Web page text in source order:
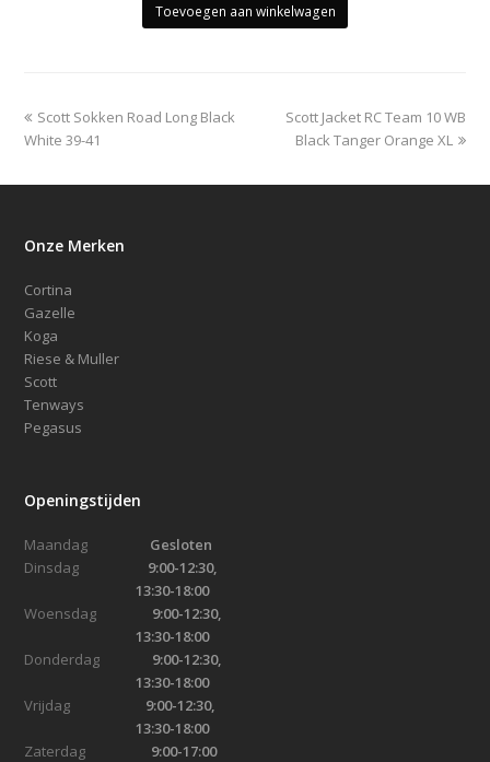
€41.95.€30.00.
Toevoegen aan winkelwagen
previous
post:
Scott Sokken Road Long Black
White 39-41
next
post:
Scott Jacket RC Team 10 WB
Black Tanger Orange XL
Onze Merken
Cortina
Gazelle
Koga
Riese & Muller
Scott
Tenways
Pegasus
Openingstijden
Maandag Gesloten
Dinsdag 9:00-12:30,
13:30-18:00
Woensdag
9:00-12:30,
13:30-18:00
Donderdag 9:00-12:30,
13:30-18:00
Vrijdag 9:00-12:30,
13:30-18:00
Zaterdag 9:00-17:00